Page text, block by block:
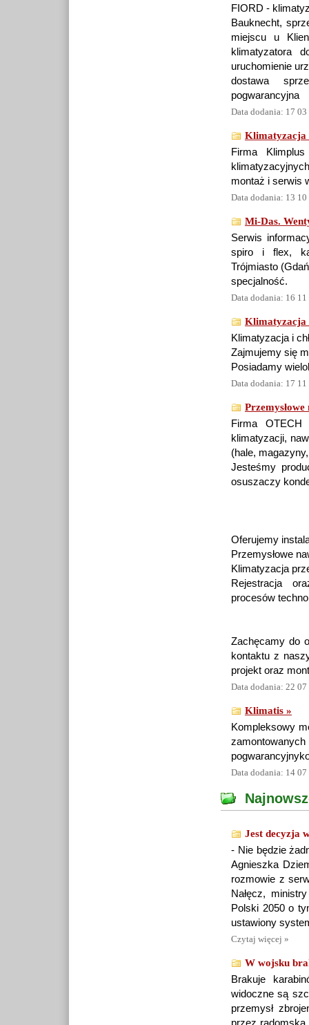
FIORD -
Bauknecht,
miejscu u
klimatyzatora
uruchomienie
dostawa
pogwarancyjna
Data dodania: 17
Klimatyzacja
Firma
montaż i serwis
Data dodania: 13
Mi-Das.
Serwis
spiro i flex,
Trójmiasto
specjalność.
Data dodania: 16
Klimatyzacja
Klimatyzacja i
Zajmujemy się
Posiadamy
Data dodania: 17
Firma OTECH
klimatyzacji,
(hale,
Jesteśmy
osuszaczy
Oferujemy
Przemysłowe
Klimatyzacja
Rejestracja
procesów
Zachęcamy do
kontaktu z
projekt oraz
Data dodania: 22
Klimatis »
Kompleksowy
Data dodania: 14
Jest decyzja
- Nie będzie
Agnieszka
rozmowie z
Nałęcz,
Polski 2050 o
ustawiony
Czytaj więcej »
W wojsku
Brakuje
widoczne są
przemysł